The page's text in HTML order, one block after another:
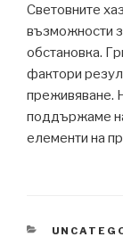
Световните
възможности
обстановка.
фактори
преживяване.
поддържаме
елементи на